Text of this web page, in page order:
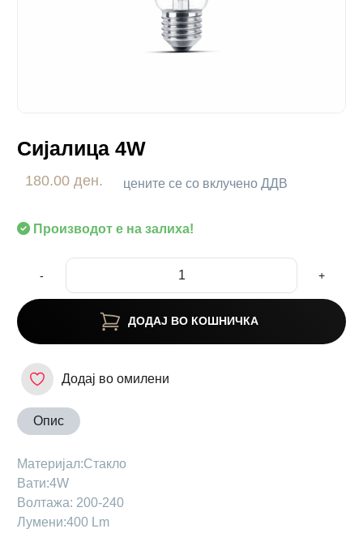
Сијалица 4W
180.00 ден. цените се со вклучено ДДВ
Производот е на залиха!
- +
ДОДАЈ ВО КОШНИЧКА
Додај во омилени
Опис
Maтеријал:Стакло
Вати:4W
Волтажа: 200-240
Лумени:400 Lm